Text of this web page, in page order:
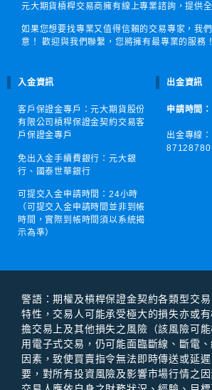
元大期貨槓桿交易商擁有線上專業諮詢，提供
如果您想要找專業又值得信賴的交易專家，我
意！ 歡迎與我們聯繫，您將擁有最專業的服務！
入金資訊
客戶保證金專戶：元大期貨股份
有限公司槓桿保證金契約交易客
戶保證金專戶
免出入金手續費銀行：元大銀
行、國泰世華銀行
可提交入金申請時間：24小時
（可提交入金申請時間並非到帳
時間，實際到帳時間須以系統揭
示為準）
出金資訊
申請時間
出金專線
87128780
警語：期權及槓桿保證⾦契約各類型交
特性，交易⼈可能承受極⼤的損失亦或
擔交易上及其他損失之風險（該風險可
⽤電⼦式交易，仍可能⾯臨斷線、斷電
因素，致使買賣指令無法即時傳送或延
要，對所有投資風險及影響市場⾏情之因